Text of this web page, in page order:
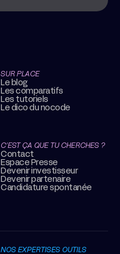
SUR PLACE
Le blog
Les comparatifs
Les tutoriels
Le dico du nocode
C’EST ÇA QUE TU CHERCHES ?
Contact
Espace Presse
Devenir investisseur
Devenir partenaire
Candidature spontanée
NOS EXPERTISES OUTILS